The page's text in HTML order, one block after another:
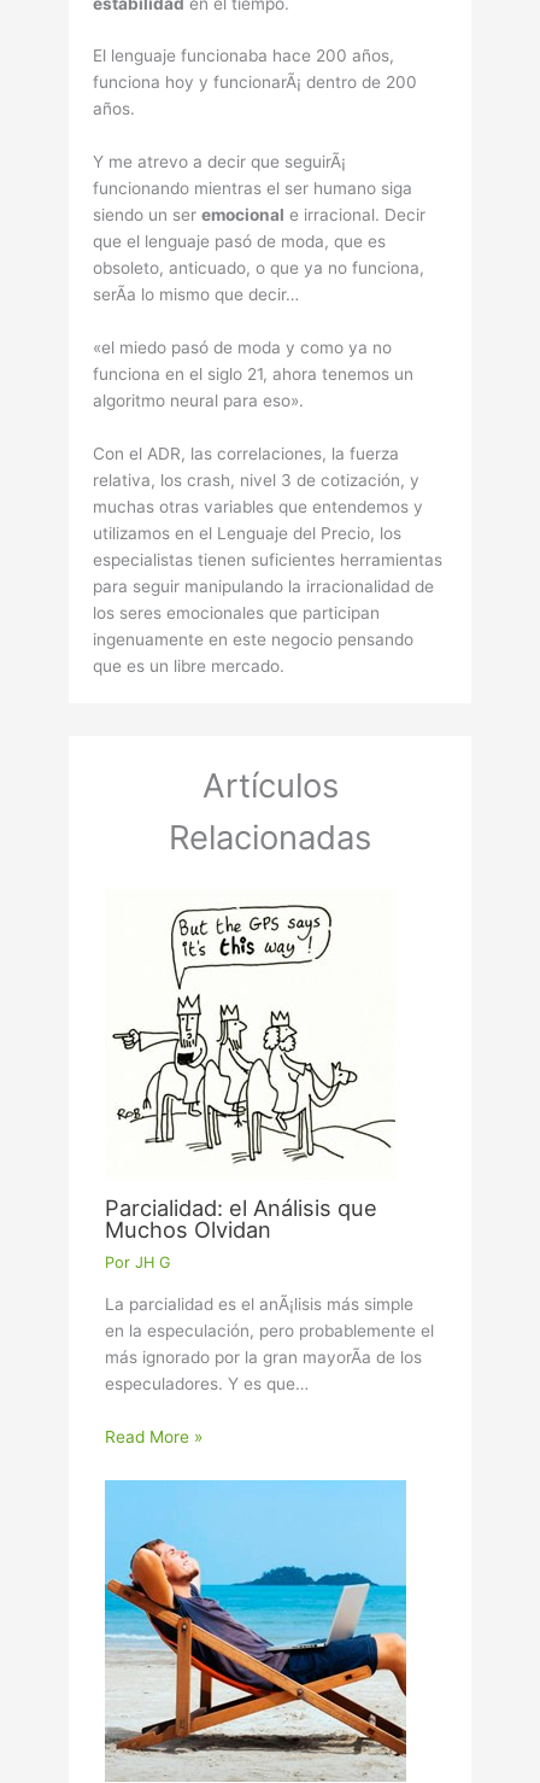
El lenguaje funcionaba hace 200 años,
funciona hoy y funcionarÃ¡ dentro de 200
años.
Y me atrevo a decir que seguirÃ¡
funcionando mientras el ser humano siga
siendo un seremocional e irracional. Decir
que el lenguaje pasó de moda, que es
obsoleto, anticuado, o que ya no funciona,
serÃ­a lo mismo que decir…
«el miedo pasó de moda y como ya no
funciona en el siglo 21, ahora tenemos un
algoritmo neural para eso».
Con el ADR, las correlaciones, la fuerza
relativa, los crash, nivel 3 de cotización, y
muchas otras variables que entendemos y
utilizamos en el Lenguaje del Precio, los
especialistas tienen suficientes herramientas
para seguir manipulando la irracionalidad de
los seres emocionales que participan
ingenuamente en este negocio pensando
que es un libre mercado.
Artículos
Relacionadas
Parcialidad: el Análisis que
Muchos Olvidan
Por JH G
La parcialidad es el anÃ¡lisis más simple
en la especulación, pero probablemente el
más ignorado por la gran mayorÃ­a de los
especuladores. Y es que…
Read More »